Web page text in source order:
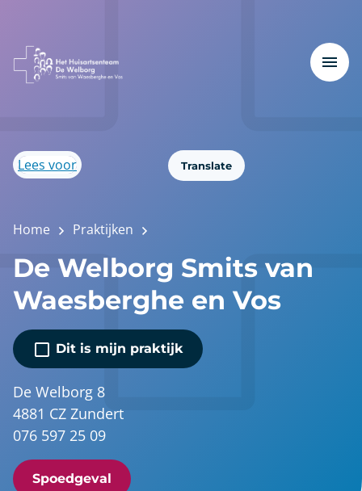
Lees voor Translate
Home Praktijken
De Welborg Smits van
Waesberghe en Vos
Dit is mijn praktijk
De Welborg 8
4881 CZ Zundert
076 597 25 09
Spoedgeval